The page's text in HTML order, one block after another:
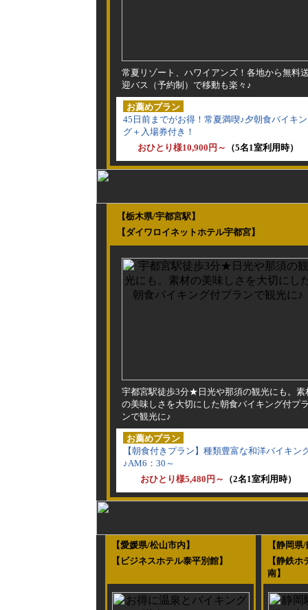
常夏リゾート、ハワイアンズ！各地から無料
迎バス（予約制）で移動も楽々♪
お薦めプラン
45日前までがお得！常夏満喫♪夕朝食バイキン
グ＋入場券付き！
おひとり様10,900円～
（5名1室利用時）
【栃木県/宇都宮駅】
【ダイワロイネットホテル宇都宮】
宇都宮駅徒歩3分★日光や那須の観光にも。素
の美味しさを大切にした朝食バイキング付プ
ンで観光に♪
お薦めプラン
【朝食付きプラン】種類豊富な和洋バイキン
♪AM6：30～
おひとり様5,480円～ （2名1室利用時）
【愛媛県/松山市内】
【ビジネスホテル泰平別館】
【静岡
【静鉄
南】